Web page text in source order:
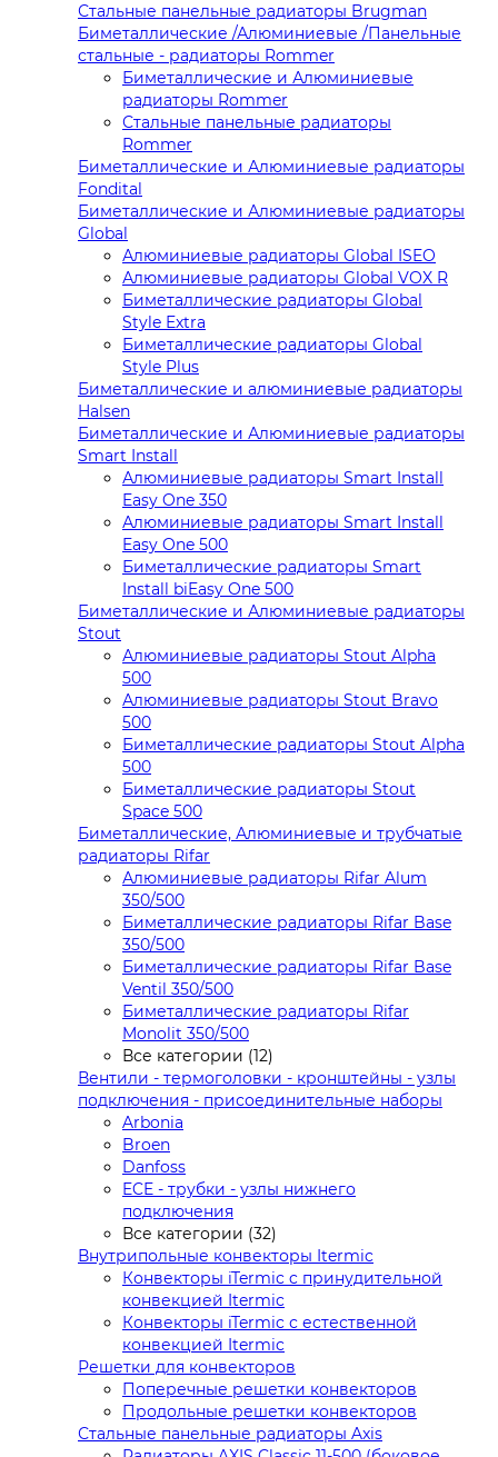
Стальные панельные радиаторы Brugman
Биметаллические /Алюминиевые /Панельные
стальные - радиаторы Rommer
Биметаллические и Алюминиевые
радиаторы Rommer
Стальные панельные радиаторы
Rommer
Биметаллические и Алюминиевые радиаторы
Fondital
Биметаллические и Алюминиевые радиаторы
Global
Алюминиевые радиаторы Global ISEO
Алюминиевые радиаторы Global VOX R
Биметаллические радиаторы Global
Style Extra
Биметаллические радиаторы Global
Style Plus
Биметаллические и алюминиевые радиаторы
Halsen
Биметаллические и Алюминиевые радиаторы
Smart Install
Алюминиевые радиаторы Smart Install
Easy One 350
Алюминиевые радиаторы Smart Install
Easy One 500
Биметаллические радиаторы Smart
Install biEasy One 500
Биметаллические и Алюминиевые радиаторы
Stout
Алюминиевые радиаторы Stout Alpha
500
Алюминиевые радиаторы Stout Bravo
500
Биметаллические радиаторы Stout Alpha
500
Биметаллические радиаторы Stout
Space 500
Биметаллические, Алюминиевые и трубчатые
радиаторы Rifar
Алюминиевые радиаторы Rifar Alum
350/500
Биметаллические радиаторы Rifar Base
350/500
Биметаллические радиаторы Rifar Base
Ventil 350/500
Биметаллические радиаторы Rifar
Monolit 350/500
Все категории (12)
Вентили - термоголовки - кронштейны - узлы
подключения - присоединительные наборы
Arbonia
Broen
Danfoss
ECE - трубки - узлы нижнего
подключения
Все категории (32)
Внутрипольные конвекторы Itermic
Конвекторы iTermic c принудительной
конвекцией Itermic
Конвекторы iTermic с естественной
конвекцией Itermic
Решетки для конвекторов
Поперечные решетки конвекторов
Продольные решетки конвекторов
Стальные панельные радиаторы Axis